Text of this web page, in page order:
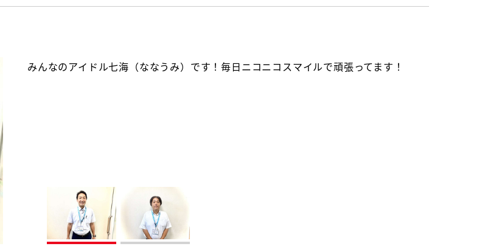
みんなのアイドル七海（ななうみ）です！毎日ニコニコスマイルで頑張ってます！
営業の高桑です。サッカーをやってるので足がいい感じに鍛えられてます☆ケツメイシ